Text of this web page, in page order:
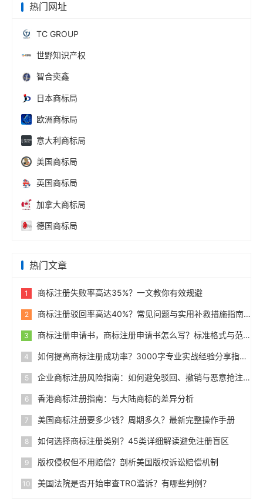
热门网址
TC GROUP
世野知识产权
智合奕鑫
日本商标局
欧洲商标局
意大利商标局
美国商标局
英国商标局
加拿大商标局
德国商标局
热门文章
1 商标注册失败率高达35%？一文教你有效规避
2 商标注册驳回率高达40%？常见问题与实用补救措施指南
3 商标注册申请书，商标注册申请书怎么写？标准格式与范例
4 如何提高商标注册成功率？3000字专业实战经验分享指南
5 企业商标注册风险指南：如何避免驳回、撤销与恶意抢注
6 香港商标注册指南：与大陆商标的差异分析
7 美国商标注册要多少钱？周期多久？最新完整操作手册
8 如何选择商标注册类别？45类详细解读避免注册盲区
9 版权侵权但不用赔偿？剖析美国版权诉讼赔偿机制
10 美国法院是否开始审查TRO滥诉？有哪些判例？